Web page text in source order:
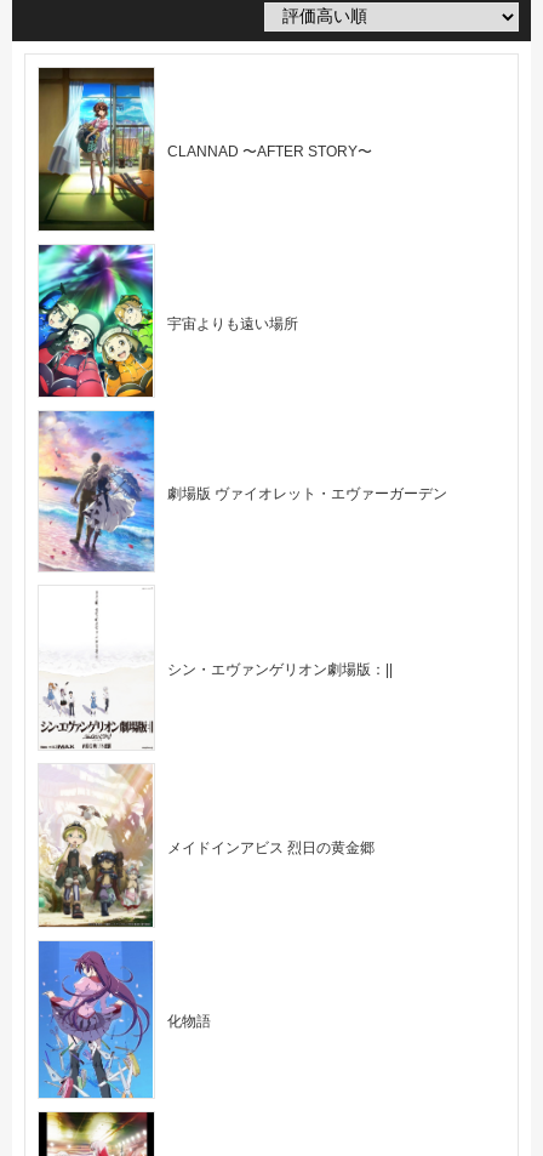
CLANNAD 〜AFTER STORY〜
宇宙よりも遠い場所
劇場版 ヴァイオレット・エヴァーガーデン
シン・エヴァンゲリオン劇場版：||
メイドインアビス 烈日の黄金郷
化物語